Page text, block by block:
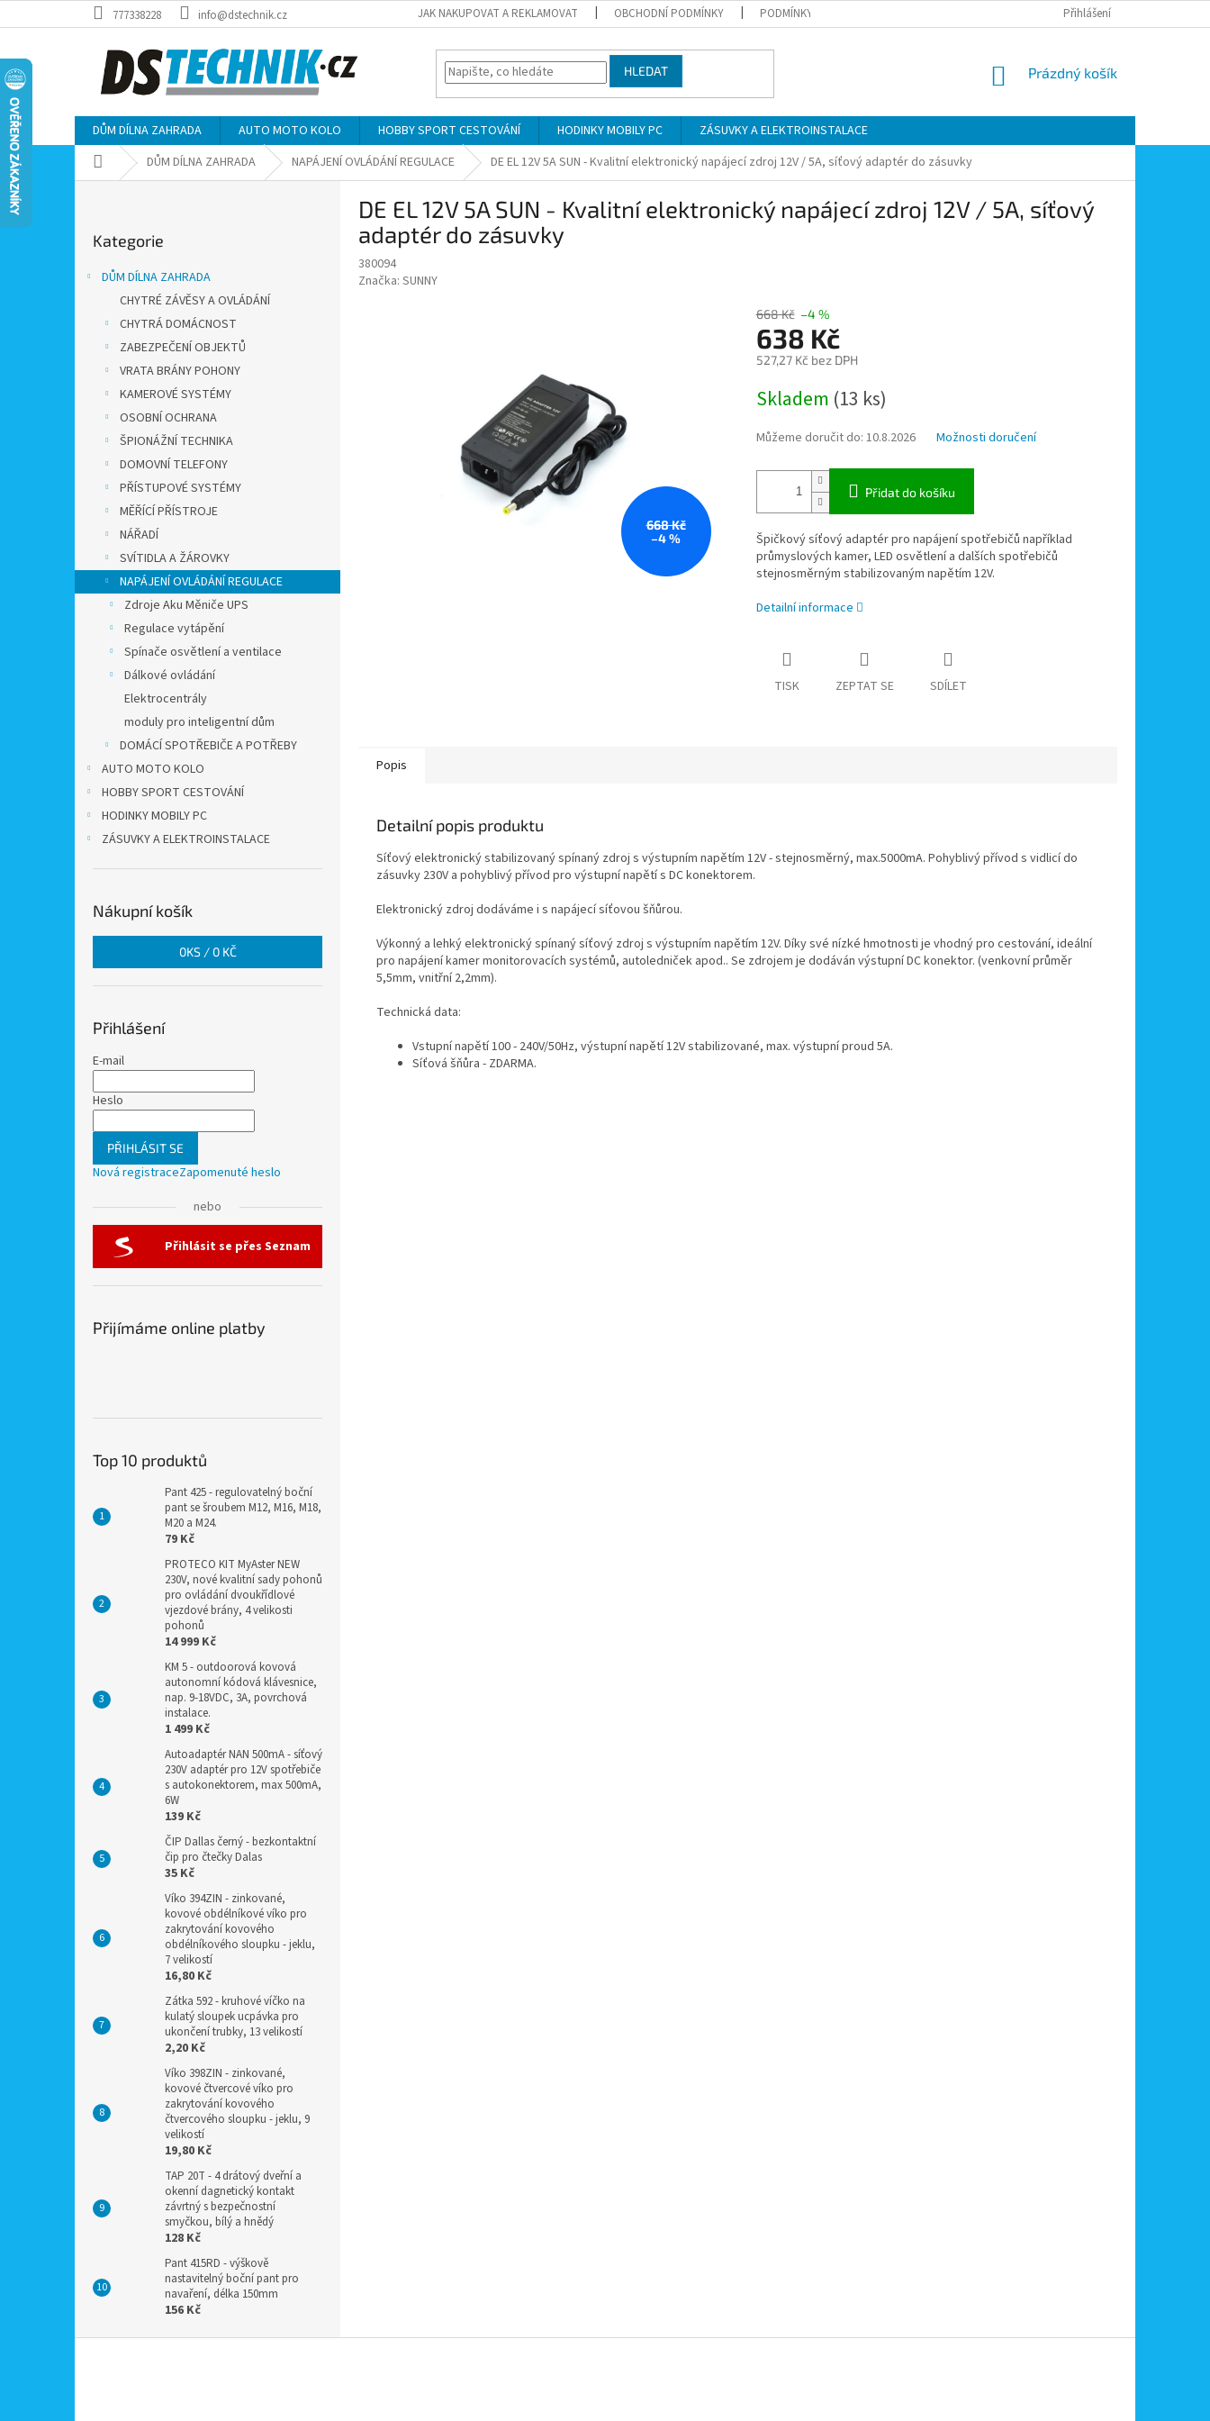
na
777338228 info@dstechnik.cz JAK NAKUPOVAT A REKLAMOVAT OBCHODNÍ PODMÍNKY PODMÍNKY OCHRANY OSOBNÍCH ÚDAJŮ MOJE OBJEDNÁVKA
Přihlášení
HLEDAT
NÁKUPNÍ
Prázdný košík
DŮM DÍLNA ZAHRADA AUTO MOTO KOLO HOBBY SPORT CESTOVÁNÍ HODINKY MOBILY PC
ZÁSUVKY A ELEKTROINSTALACE
Domů DŮM DÍLNA ZAHRADA NAPÁJENÍ OVLÁDÁNÍ REGULACE DE EL 12V 5A SUN - Kvalitní elektronický napájecí zdroj 12V / 5A, síťový adaptér do zásuvky
kategorie
Kategorie
DŮM DÍLNA ZAHRADA
CHYTRÉ ZÁVĚSY A OVLÁDÁNÍ
CHYTRÁ DOMÁCNOST
ZABEZPEČENÍ OBJEKTŮ
VRATA BRÁNY POHONY
KAMEROVÉ SYSTÉMY
OSOBNÍ OCHRANA
ŠPIONÁŽNÍ TECHNIKA
DOMOVNÍ TELEFONY
PŘÍSTUPOVÉ SYSTÉMY
MĚŘÍCÍ PŘÍSTROJE
NÁŘADÍ
SVÍTIDLA A ŽÁROVKY
NAPÁJENÍ OVLÁDÁNÍ REGULACE
Zdroje Aku Měniče UPS
Regulace vytápění
Spínače osvětlení a ventilace
Dálkové ovládání
Elektrocentrály
moduly pro inteligentní dům
DOMÁCÍ SPOTŘEBIČE A POTŘEBY
AUTO MOTO KOLO
HOBBY SPORT CESTOVÁNÍ
HODINKY MOBILY PC
ZÁSUVKY A ELEKTROINSTALACE
Nákupní košík
0KS / 0 KČ
Přihlášení
E-mail
Heslo
PŘIHLÁSIT SE
Nová registraceZapomenuté heslo
nebo
Přihlásit se přes Seznam
Přijímáme online platby
Top 10 produktů
Pant 425 - regulovatelný boční
pant se šroubem M12, M16, M18,
M20 a M24.
79 Kč
PROTECO KIT MyAster NEW
230V, nové kvalitní sady pohonů
pro ovládání dvoukřídlové
vjezdové brány, 4 velikosti
pohonů
14 999 Kč
KM 5 - outdoorová kovová
autonomní kódová klávesnice,
nap. 9-18VDC, 3A, povrchová
instalace.
1 499 Kč
Autoadaptér NAN 500mA - síťový
230V adaptér pro 12V spotřebiče
s autokonektorem, max 500mA,
6W
139 Kč
ČIP Dallas černý - bezkontaktní
čip pro čtečky Dalas
35 Kč
Víko 394ZIN - zinkované,
kovové obdélníkové víko pro
zakrytování kovového
obdélníkového sloupku - jeklu,
7 velikostí
16,80 Kč
Zátka 592 - kruhové víčko na
kulatý sloupek ucpávka pro
ukončení trubky, 13 velikostí
2,20 Kč
Víko 398ZIN - zinkované,
kovové čtvercové víko pro
zakrytování kovového
čtvercového sloupku - jeklu, 9
velikostí
19,80 Kč
TAP 20T - 4 drátový dveřní a
okenní dagnetický kontakt
závrtný s bezpečnostní
smyčkou, bílý a hnědý
128 Kč
Pant 415RD - výškově
nastavitelný boční pant pro
navaření, délka 150mm
156 Kč
DE EL 12V 5A SUN - Kvalitní elektronický napájecí zdroj 12V / 5A, síťový
adaptér do zásuvky
380094
Značka: SUNNY
668 Kč
–4 %
668 Kč –4 %
638 Kč
527,27 Kč bez DPH
cena:
Skladem (13 ks)
Můžeme doručit do: 10.8.2026 Možnosti doručení
Přidat do košíku
Špičkový síťový adaptér pro napájení spotřebičů například
průmyslových kamer, LED osvětlení a dalších spotřebičů
stejnosměrným stabilizovaným napětím 12V.
Detailní informace
TISK ZEPTAT SE SDÍLET
Popis
Detailní popis produktu
Síťový elektronický stabilizovaný spínaný zdroj s výstupním napětím 12V - stejnosměrný, max.5000mA. Pohyblivý přívod s vidlicí do
zásuvky 230V a pohyblivý přívod pro výstupní napětí s DC konektorem.
Elektronický zdroj dodáváme i s napájecí síťovou šňůrou.
Výkonný a lehký elektronický spínaný síťový zdroj s výstupním napětím 12V. Díky své nízké hmotnosti je vhodný pro cestování, ideální
pro napájení kamer monitorovacích systémů, autoledniček apod.. Se zdrojem je dodáván výstupní DC konektor. (venkovní průměr
5,5mm, vnitřní 2,2mm).
Technická data:
Vstupní napětí 100 - 240V/50Hz, výstupní napětí 12V stabilizované, max. výstupní proud 5A.
Síťová šňůra - ZDARMA.